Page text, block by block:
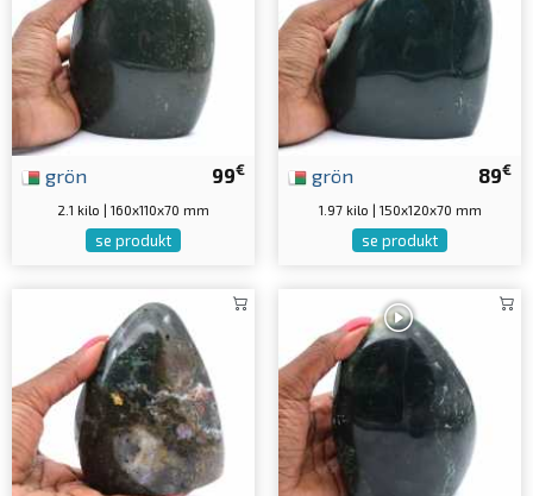
99€
grön
2.1 kilo | 160x110x70 mm
se produkt
89€
grön
1.97 kilo | 150x120x70 mm
se produkt